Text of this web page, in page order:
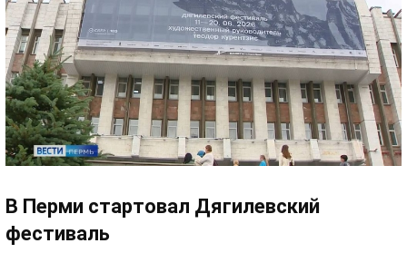
В Перми стартовал Дягилевский
фестиваль